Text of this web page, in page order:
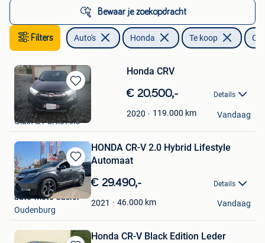
Bewaar je zoekopdracht
Filters Auto's Honda Te koop
Bewaren
in
Mijn
Favorieten
Honda CRV
€ 20.500,- Details
2020 119.000 km
Nino
Glain & Partie Ans
Vandaag
Bewaren
in
Mijn
Favorieten
HONDA CR-V 2.0 Hybrid Lifestyle
Automaat
€ 29.490,- Details
2021 46.000 km
auto-moto Casier
Oudenburg
Vandaag
Honda CR-V Black Edition Leder